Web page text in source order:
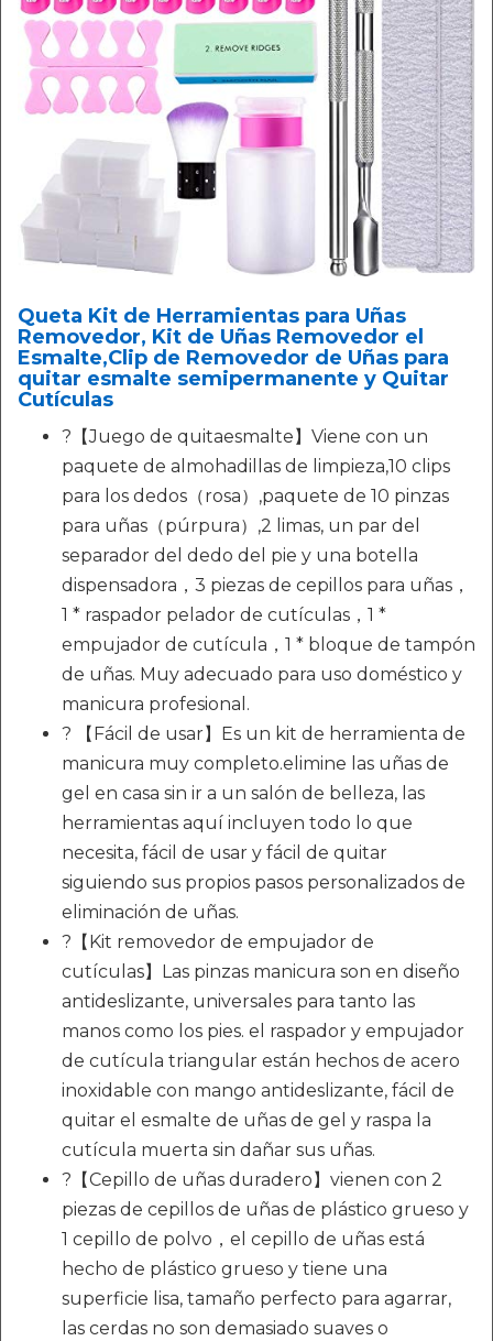
Queta Kit de Herramientas para Uñas
Removedor, Kit de Uñas Removedor el
Esmalte,Clip de Removedor de Uñas para
quitar esmalte semipermanente y Quitar
Cutículas
?【Juego de quitaesmalte】Viene con un
paquete de almohadillas de limpieza,10 clips
para los dedos（rosa）,paquete de 10 pinzas
para uñas（púrpura）,2 limas, un par del
separador del dedo del pie y una botella
dispensadora，3 piezas de cepillos para uñas，
1 * raspador pelador de cutículas，1 *
empujador de cutícula，1 * bloque de tampón
de uñas. Muy adecuado para uso doméstico y
manicura profesional.
? 【Fácil de usar】Es un kit de herramienta de
manicura muy completo.elimine las uñas de
gel en casa sin ir a un salón de belleza, las
herramientas aquí incluyen todo lo que
necesita, fácil de usar y fácil de quitar
siguiendo sus propios pasos personalizados de
eliminación de uñas.
?【Kit removedor de empujador de
cutículas】Las pinzas manicura son en diseño
antideslizante, universales para tanto las
manos como los pies. el raspador y empujador
de cutícula triangular están hechos de acero
inoxidable con mango antideslizante, fácil de
quitar el esmalte de uñas de gel y raspa la
cutícula muerta sin dañar sus uñas.
?【Cepillo de uñas duradero】vienen con 2
piezas de cepillos de uñas de plástico grueso y
1 cepillo de polvo，el cepillo de uñas está
hecho de plástico grueso y tiene una
superficie lisa, tamaño perfecto para agarrar,
las cerdas no son demasiado suaves o